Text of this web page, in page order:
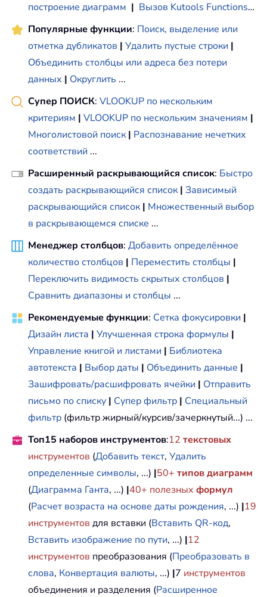
построение диаграмм | Вызов Kutools Functions…
Популярные функции: Поиск, выделение или
отметка дубликатов | Удалить пустые строки |
Объединить столбцы или адреса без потери
данных | Округлить ...
Супер ПОИСК: VLOOKUP по нескольким
критериям | VLOOKUP по нескольким значениям |
Многолистовой поиск | Распознавание нечетких
соответствий ...
Расширенный раскрывающийся список: Быстро
создать раскрывающийся список | Зависимый
раскрывающийся список | Множественный выбор
в раскрывающемся списке ...
Менеджер столбцов: Добавить определённое
количество столбцов | Переместить столбцы |
Переключить видимость скрытых столбцов |
Сравнить диапазоны и столбцы ...
Рекомендуемые функции: Сетка фокусировки |
Дизайн листа | Улучшенная строка формулы |
Управление книгой и листами | Библиотека
автотекста | Выбор даты | Объединить данные |
Зашифровать/расшифровать ячейки | Отправить
письмо по списку | Супер фильтр | Специальный
фильтр (фильтр жирный/курсив/зачеркнутый...) ...
Топ15 наборов инструментов:12 текстовых
инструментов (Добавить текст, Удалить
определенные символы, ...) |50+ типов диаграмм
(Диаграмма Ганта, ...) |40+ полезных формул
(Расчет возраста на основе даты рождения, ...) |19
инструментов для вставки (Вставить QR-код,
Вставить изображение по пути, ...) |12
инструментов преобразования (Преобразовать в
слова, Конвертация валюты, ...) |7 инструментов
объединения и разделения (Расширенное